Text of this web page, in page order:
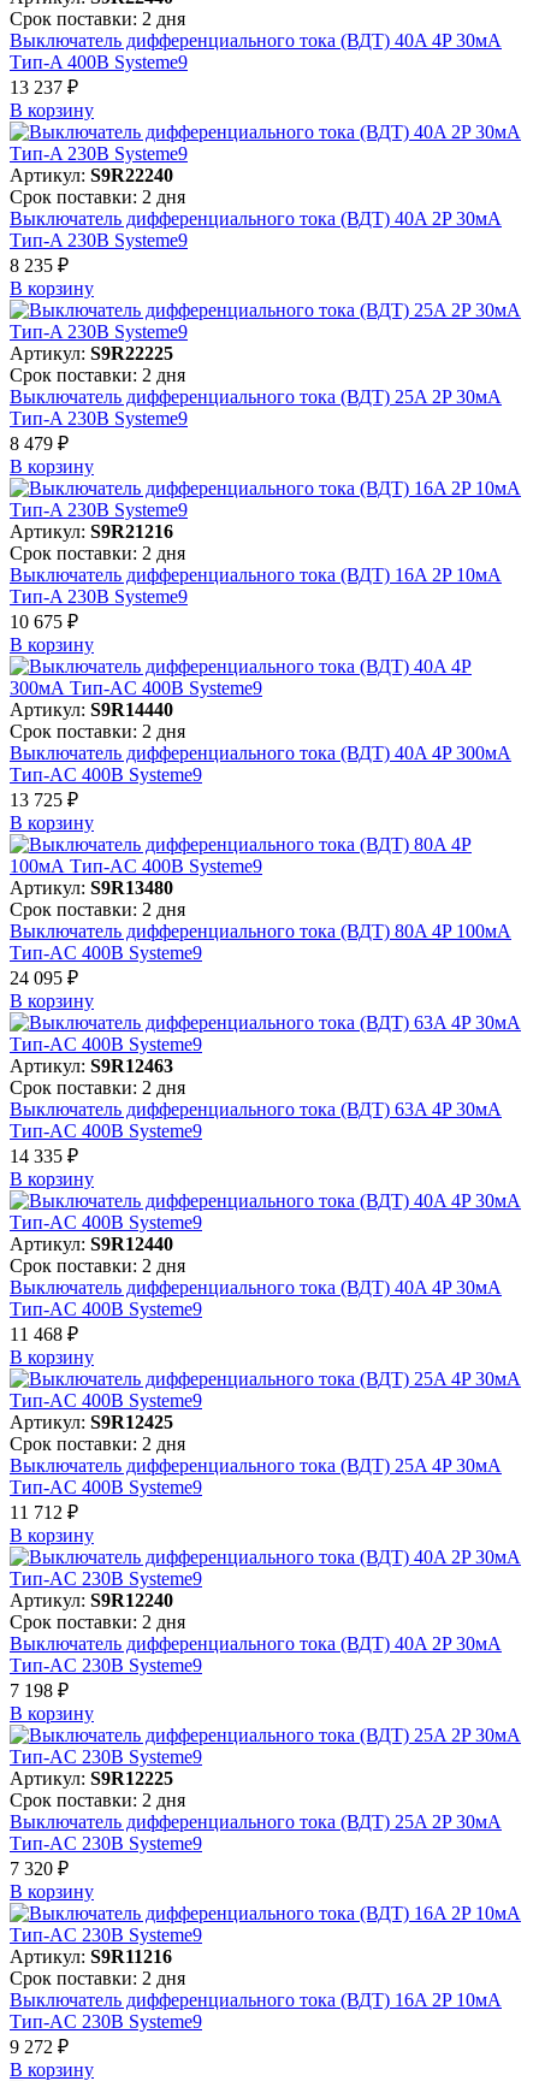
Срок поставки: 2 дня
Выключатель дифференциального тока (ВДТ) 40A 4P 30мА
Тип-A 400В Systeme9
13 237 ₽
В корзинy
Артикул: S9R22240
Срок поставки: 2 дня
Выключатель дифференциального тока (ВДТ) 40A 2P 30мА
Тип-A 230В Systeme9
8 235 ₽
В корзинy
Артикул: S9R22225
Срок поставки: 2 дня
Выключатель дифференциального тока (ВДТ) 25A 2P 30мА
Тип-A 230В Systeme9
8 479 ₽
В корзинy
Артикул: S9R21216
Срок поставки: 2 дня
Выключатель дифференциального тока (ВДТ) 16A 2P 10мА
Тип-A 230В Systeme9
10 675 ₽
В корзинy
Артикул: S9R14440
Срок поставки: 2 дня
Выключатель дифференциального тока (ВДТ) 40A 4P 300мА
Тип-AC 400В Systeme9
13 725 ₽
В корзинy
Артикул: S9R13480
Срок поставки: 2 дня
Выключатель дифференциального тока (ВДТ) 80A 4P 100мА
Тип-AC 400В Systeme9
24 095 ₽
В корзинy
Артикул: S9R12463
Срок поставки: 2 дня
Выключатель дифференциального тока (ВДТ) 63A 4P 30мА
Тип-AC 400В Systeme9
14 335 ₽
В корзинy
Артикул: S9R12440
Срок поставки: 2 дня
Выключатель дифференциального тока (ВДТ) 40A 4P 30мА
Тип-AC 400В Systeme9
11 468 ₽
В корзинy
Артикул: S9R12425
Срок поставки: 2 дня
Выключатель дифференциального тока (ВДТ) 25A 4P 30мА
Тип-AC 400В Systeme9
11 712 ₽
В корзинy
Артикул: S9R12240
Срок поставки: 2 дня
Выключатель дифференциального тока (ВДТ) 40A 2P 30мА
Тип-AC 230В Systeme9
7 198 ₽
В корзинy
Артикул: S9R12225
Срок поставки: 2 дня
Выключатель дифференциального тока (ВДТ) 25A 2P 30мА
Тип-AC 230В Systeme9
7 320 ₽
В корзинy
Артикул: S9R11216
Срок поставки: 2 дня
Выключатель дифференциального тока (ВДТ) 16A 2P 10мА
Тип-AC 230В Systeme9
9 272 ₽
В корзинy